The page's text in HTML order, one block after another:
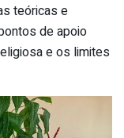
teóricas e
de apoio
e os limites